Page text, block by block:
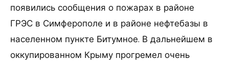
появились сообщения о пожарах в районе
ГРЭС в Симферополе и в районе нефтебазы в
населенном пункте Битумное. В дальнейшем в
оккупированном Крыму прогремел очень